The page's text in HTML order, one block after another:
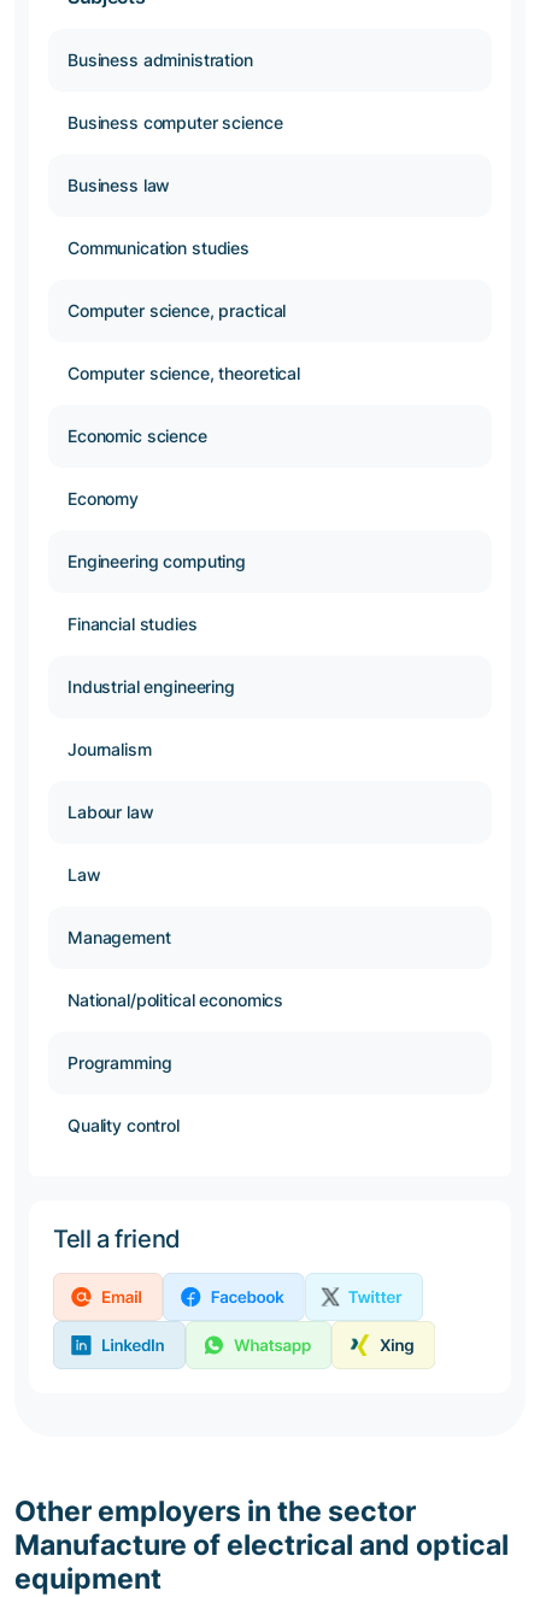
Business administration
Business computer science
Business law
Communication studies
Computer science, practical
Computer science, theoretical
Economic science
Economy
Engineering computing
Financial studies
Industrial engineering
Journalism
Labour law
Law
Management
National/political economics
Programming
Quality control
Tell a friend
Other employers in the sector
Manufacture of electrical and optical
equipment